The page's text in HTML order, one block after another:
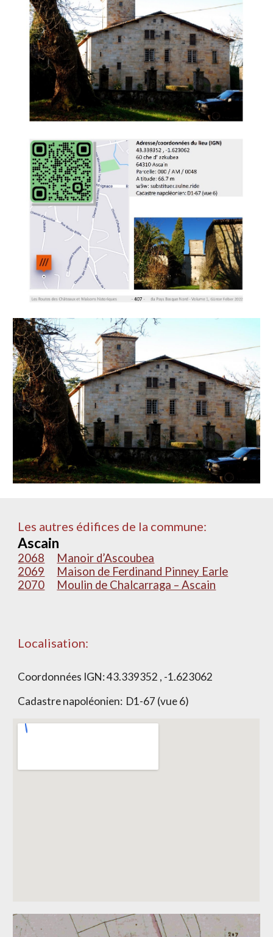
Les autres édifices de la commune:
Ascain
2068
Manoir d’Ascoubea
2069
Maison de Ferdinand Pinney Earle
2070
Moulin de Chalcarraga – Ascain
Localisation:
Coordonnées IGN:43.339352 , -1.623062
Cadastre napoléonien: D1-67 (vue 6)